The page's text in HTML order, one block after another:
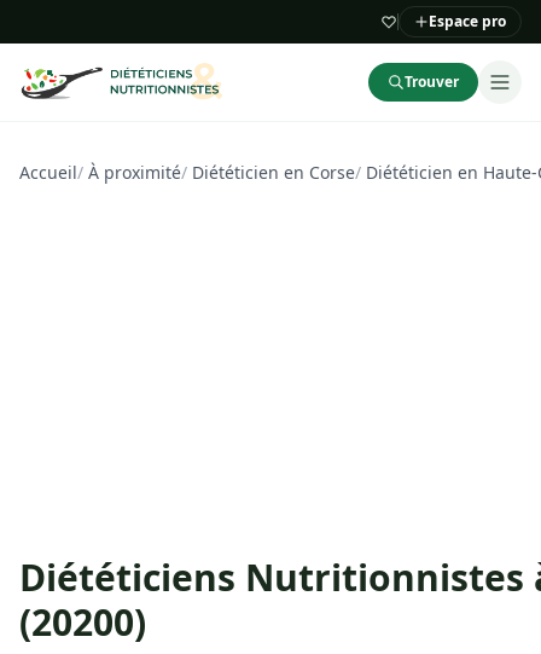
Espace pro
Trouver
Accueil/ À proximité/ Diététicien en Corse/ Diététicien en Haute-
Diététiciens Nutritionnistes
(20200)